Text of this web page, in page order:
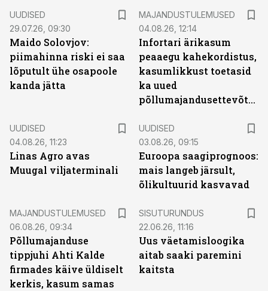
UUDISED
29.07.26, 09:30
Maido Solovjov:
piimahinna riski ei saa
lõputult ühe osapoole
kanda jätta
MAJANDUSTULEMUSED
04.08.26, 12:14
Infortari ärikasum
peaaegu kahekordistus,
kasumlikkust toetasid
ka uued
põllumajandusettevõtted
UUDISED
04.08.26, 11:23
Linas Agro avas
Muugal viljaterminali
UUDISED
03.08.26, 09:15
Euroopa saagiprognoos:
mais langeb järsult,
õlikultuurid kasvavad
MAJANDUSTULEMUSED
06.08.26, 09:34
Põllumajanduse
tippjuhi Ahti Kalde
firmades käive üldiselt
kerkis, kasum samas
SISUTURUNDUS
22.06.26, 11:16
Uus väetamisloogika
aitab saaki paremini
kaitsta